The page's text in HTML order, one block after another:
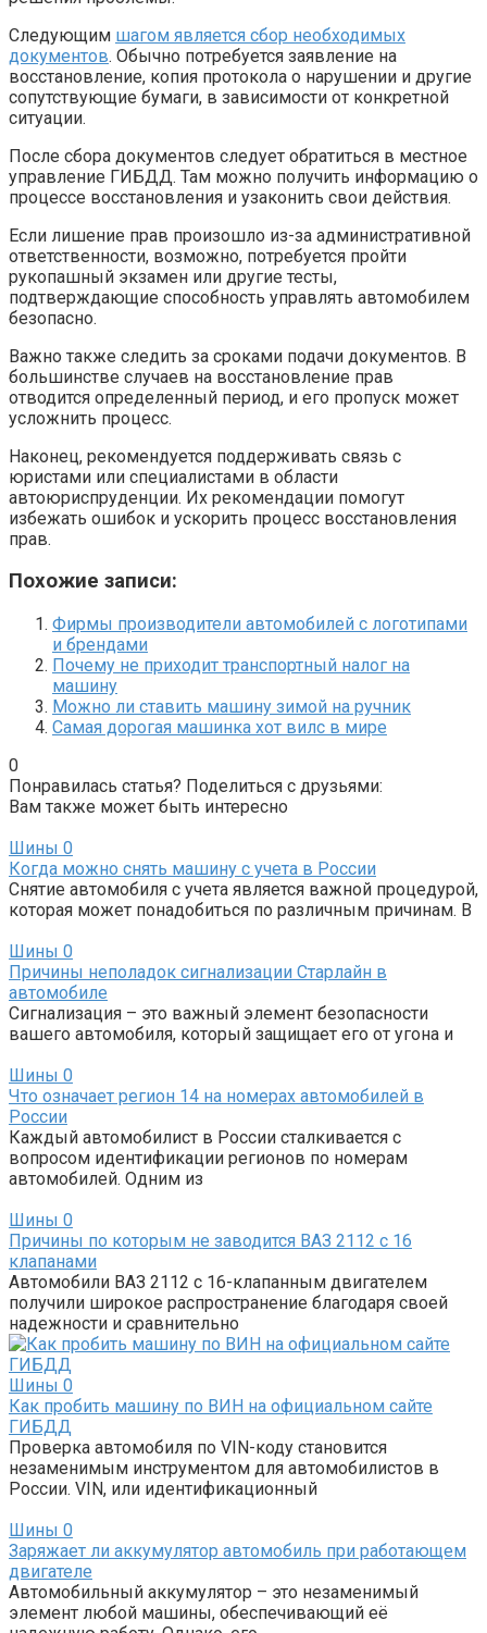
Следующим шагом является сбор необходимых
документов. Обычно потребуется заявление на
восстановление, копия протокола о нарушении и другие
сопутствующие бумаги, в зависимости от конкретной
ситуации.
После сбора документов следует обратиться в местное
управление ГИБДД. Там можно получить информацию о
процессе восстановления и узаконить свои действия.
Если лишение прав произошло из-за административной
ответственности, возможно, потребуется пройти
рукопашный экзамен или другие тесты,
подтверждающие способность управлять автомобилем
безопасно.
Важно также следить за сроками подачи документов. В
большинстве случаев на восстановление прав
отводится определенный период, и его пропуск может
усложнить процесс.
Наконец, рекомендуется поддерживать связь с
юристами или специалистами в области
автоюриспруденции. Их рекомендации помогут
избежать ошибок и ускорить процесс восстановления
прав.
Похожие записи:
Фирмы производители автомобилей с логотипами
и брендами
Почему не приходит транспортный налог на
машину
Можно ли ставить машину зимой на ручник
Самая дорогая машинка хот вилс в мире
0
Понравилась статья? Поделиться с друзьями:
Вам также может быть интересно
Шины 0
Когда можно снять машину с учета в России
Снятие автомобиля с учета является важной процедурой,
которая может понадобиться по различным причинам. В
Шины 0
Причины неполадок сигнализации Старлайн в
автомобиле
Сигнализация – это важный элемент безопасности
вашего автомобиля, который защищает его от угона и
Шины 0
Что означает регион 14 на номерах автомобилей в
России
Каждый автомобилист в России сталкивается с
вопросом идентификации регионов по номерам
автомобилей. Одним из
Шины 0
Причины по которым не заводится ВАЗ 2112 с 16
клапанами
Автомобили ВАЗ 2112 с 16-клапанным двигателем
получили широкое распространение благодаря своей
надежности и сравнительно
Шины 0
Как пробить машину по ВИН на официальном сайте
ГИБДД
Проверка автомобиля по VIN-коду становится
незаменимым инструментом для автомобилистов в
России. VIN, или идентификационный
Шины 0
Заряжает ли аккумулятор автомобиль при работающем
двигателе
Автомобильный аккумулятор – это незаменимый
элемент любой машины, обеспечивающий её